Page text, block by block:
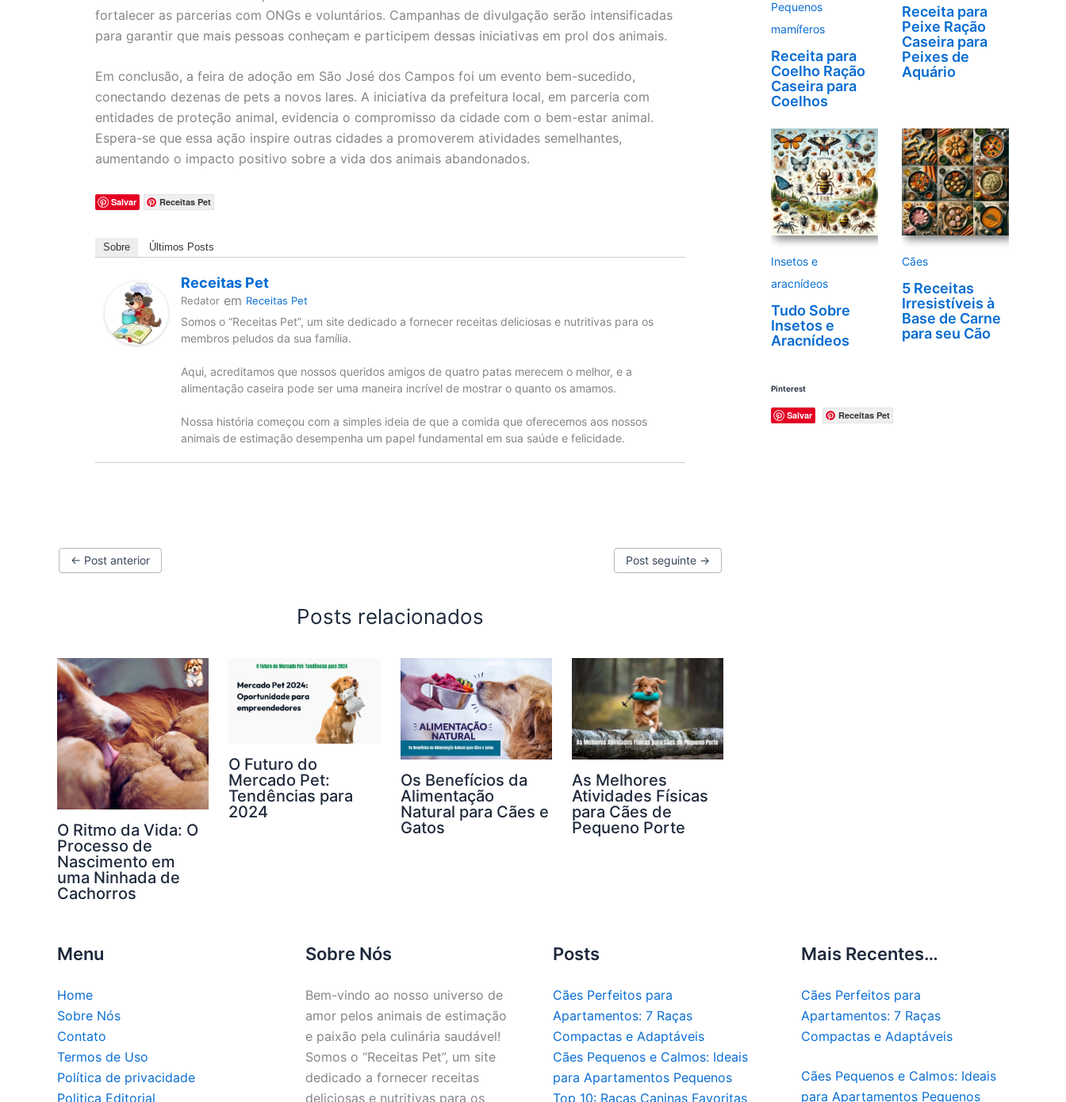
fortalecer as parcerias com ONGs e voluntários. Campanhas de divulgação serão intensificadas
para garantir que mais pessoas conheçam e participem dessas iniciativas em prol dos animais.
Em conclusão, a feira de adoção em São José dos Campos foi um evento bem-sucedido,
conectando dezenas de pets a novos lares. A iniciativa da prefeitura local, em parceria com
entidades de proteção animal, evidencia o compromisso da cidade com o bem-estar animal.
Espera-se que essa ação inspire outras cidades a promoverem atividades semelhantes,
aumentando o impacto positivo sobre a vida dos animais abandonados.
Salvar Receitas Pet
Sobre Últimos Posts
Receitas Pet
Redator em Receitas Pet
Somos o “Receitas Pet”, um site dedicado a fornecer receitas deliciosas e nutritivas para os
membros peludos da sua família.
Aqui, acreditamos que nossos queridos amigos de quatro patas merecem o melhor, e a
alimentação caseira pode ser uma maneira incrível de mostrar o quanto os amamos.
Nossa história começou com a simples ideia de que a comida que oferecemos aos nossos
animais de estimação desempenha um papel fundamental em sua saúde e felicidade.
← Post anterior Post seguinte →
Posts relacionados
O Ritmo da Vida: O
Processo de
Nascimento em
uma Ninhada de
Cachorros
O Futuro do
Mercado Pet:
Tendências para
2024
Os Benefícios da
Alimentação
Natural para Cães e
Gatos
As Melhores
Atividades Físicas
para Cães de
Pequeno Porte
Pequenos
mamíferos
Receita para
Coelho Ração
Caseira para
Coelhos
Receita para
Peixe Ração
Caseira para
Peixes de
Aquário
Insetos e
aracnídeos
Tudo Sobre
Insetos e
Aracnídeos
Cães
5 Receitas
Irresistíveis à
Base de Carne
para seu Cão
Pinterest
Salvar Receitas Pet
Menu
Home
Sobre Nós
Contato
Termos de Uso
Política de privacidade
Politica Editorial
Sobre Nós
Bem-vindo ao nosso universo de
amor pelos animais de estimação
e paixão pela culinária saudável!
Somos o “Receitas Pet”, um site
dedicado a fornecer receitas
deliciosas e nutritivas para os
Posts
Cães Perfeitos para
Apartamentos: 7 Raças
Compactas e Adaptáveis
Cães Pequenos e Calmos: Ideais
para Apartamentos Pequenos
Top 10: Raças Caninas Favoritas
Mais Recentes…
Cães Perfeitos para
Apartamentos: 7 Raças
Compactas e Adaptáveis
Cães Pequenos e Calmos: Ideais
para Apartamentos Pequenos